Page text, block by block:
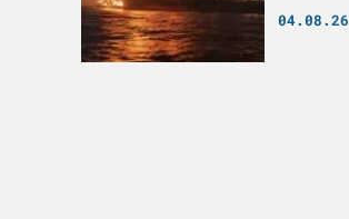
04.08.26